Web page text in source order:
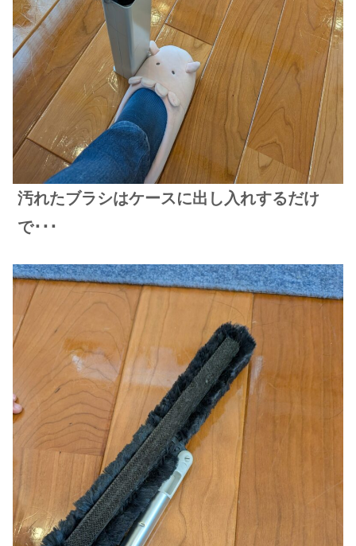
汚れたブラシはケースに出し入れするだけ
で･･･